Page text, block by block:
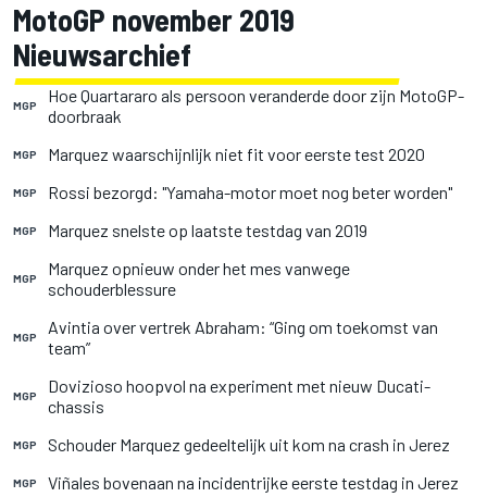
MotoGP november 2019
Nieuwsarchief
MGP
Hoe Quartararo als persoon veranderde door zijn MotoGP-
doorbraak
MGP Marquez waarschijnlijk niet fit voor eerste test 2020
MGP Rossi bezorgd: "Yamaha-motor moet nog beter worden"
MGP Marquez snelste op laatste testdag van 2019
MGP
Marquez opnieuw onder het mes vanwege
schouderblessure
MGP
Avintia over vertrek Abraham: “Ging om toekomst van
team”
MGP
Dovizioso hoopvol na experiment met nieuw Ducati-
chassis
MGP Schouder Marquez gedeeltelijk uit kom na crash in Jerez
MGP Viñales bovenaan na incidentrijke eerste testdag in Jerez